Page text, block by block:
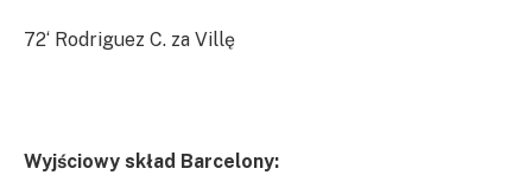
72‘ Rodriguez C. za Villę
Wyjściowy skład Barcelony: